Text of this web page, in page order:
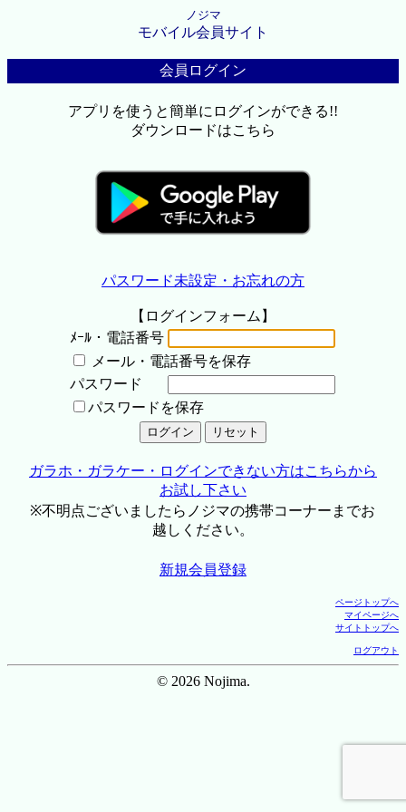
ノジマ
モバイル会員サイト
会員ログイン
アプリを使うと簡単にログインができる!!
ダウンロードはこちら
パスワード未設定・お忘れの方
【ログインフォーム】
ﾒｰﾙ・電話番号
メール・電話番号を保存
パスワード
パスワードを保存
ガラホ・ガラケー・ログインできない方はこちらから
お試し下さい
※不明点ございましたらノジマの携帯コーナーまでお
越しください。
新規会員登録
ページトップへ
マイページへ
サイトトップへ
ログアウト
© 2026 Nojima.